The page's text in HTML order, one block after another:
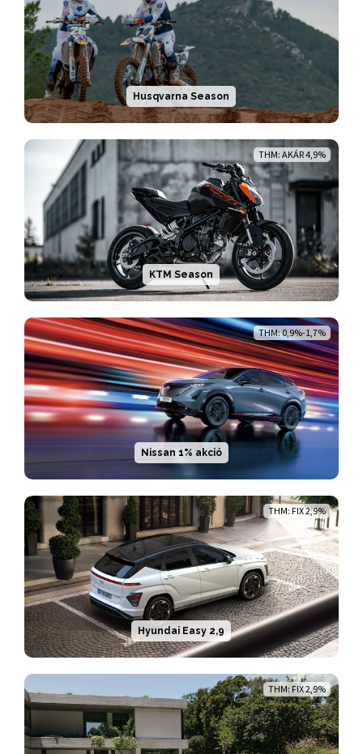
Husqvarna Season
THM: AKÁR 4,9%
KTM Season
THM: 0,9%-1,7%
Nissan 1% akció
THM: FIX 2,9%
Hyundai Easy 2,9
THM: FIX 2,9%